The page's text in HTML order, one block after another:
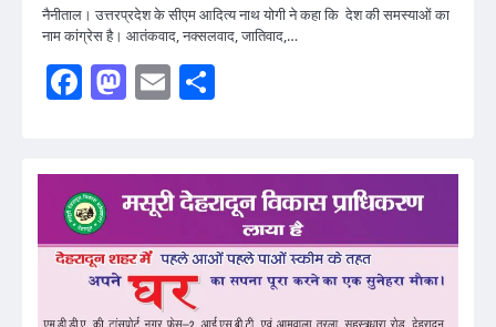
नैनीताल। उत्तरप्रदेश के सीएम आदित्य नाथ योगी ने कहा कि देश की समस्याओं का
नाम कांग्रेस है। आतंकवाद, नक्सलवाद, जातिवाद,…
Facebook
Mastodon
Email